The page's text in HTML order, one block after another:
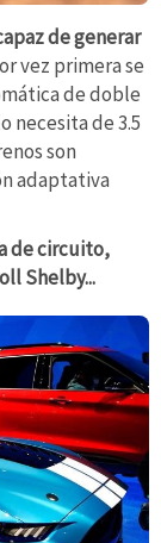
de generar
vez primera se
de doble
necesita de 3.5
son
adaptativa
de circuito,
Shelby...